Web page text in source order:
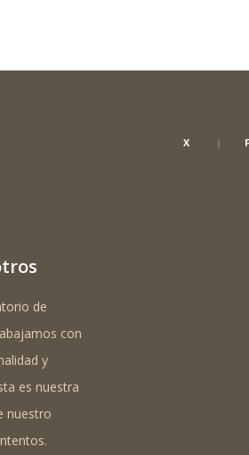
X
de
con
y
es nuestra
nuestro